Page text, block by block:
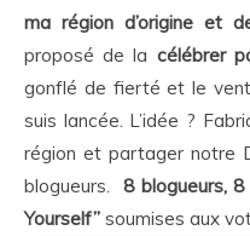
ma région d’origine et
proposé de la célébrer
gonflé de fierté et le
suis lancée. L’idée ?
région et partager notre
blogueurs.8 blogueurs,
Yourself” soumises aux